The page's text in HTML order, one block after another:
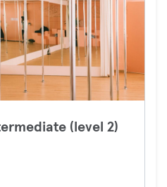
(level 2)